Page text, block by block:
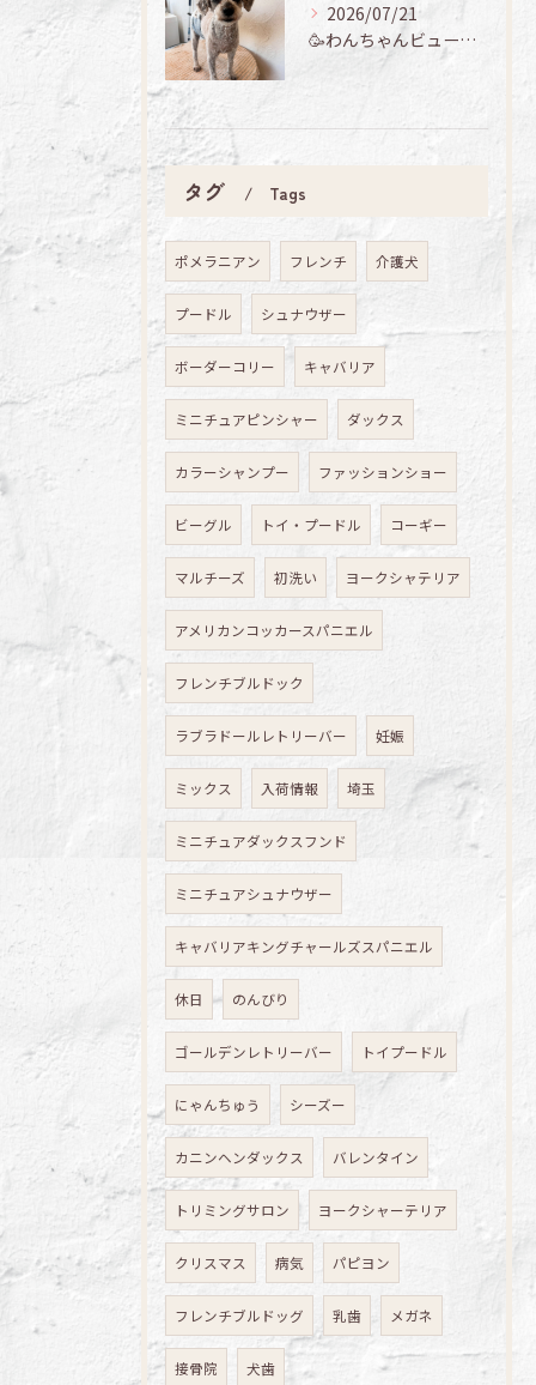
2026/07/21
🥳わんちゃんビューティーデイ🐾
タグ Tags
ポメラニアン フレンチ 介護犬
プードル シュナウザー
ボーダーコリー キャバリア
ミニチュアピンシャー ダックス
カラーシャンプー ファッションショー
ビーグル トイ・プードル コーギー
マルチーズ 初洗い ヨークシャテリア
アメリカンコッカースパニエル
フレンチブルドック
ラブラドールレトリーバー 妊娠
ミックス 入荷情報 埼玉
ミニチュアダックスフンド
ミニチュアシュナウザー
キャバリアキングチャールズスパニエル
休日 のんびり
ゴールデンレトリーバー トイプードル
にゃんちゅう シーズー
カニンヘンダックス バレンタイン
トリミングサロン ヨークシャーテリア
クリスマス 病気 パピヨン
フレンチブルドッグ 乳歯 メガネ
接骨院 犬歯